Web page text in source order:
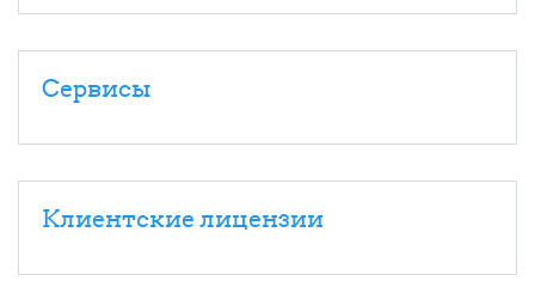
Сервисы
Клиентские лицензии